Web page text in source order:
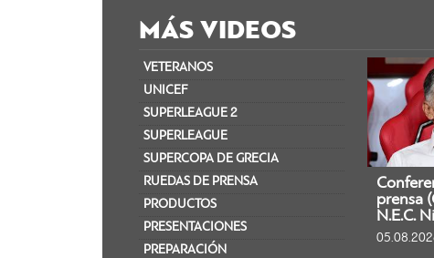
MÁS VIDEOS
VETERANOS
UNICEF
SUPERLEAGUE 2
SUPERLEAGUE
SUPERCOPA DE GRECIA​
RUEDAS DE PRENSA
PRODUCTOS
PRESENTACIONES
PREPARACIÓN
prensa
N.E.C.